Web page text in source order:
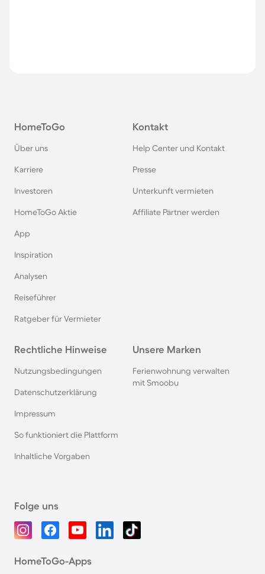
HomeToGo
Über uns
Karriere
Investoren
HomeToGo Aktie
App
Inspiration
Analysen
Reiseführer
Ratgeber für Vermieter
Kontakt
Help Center und Kontakt
Presse
Unterkunft vermieten
Affiliate Partner werden
Rechtliche Hinweise
Nutzungsbedingungen
Datenschutzerklärung
Impressum
So funktioniert die Plattform
Inhaltliche Vorgaben
Unsere Marken
Ferienwohnung verwalten
mit Smoobu
Folge uns
HomeToGo-Apps